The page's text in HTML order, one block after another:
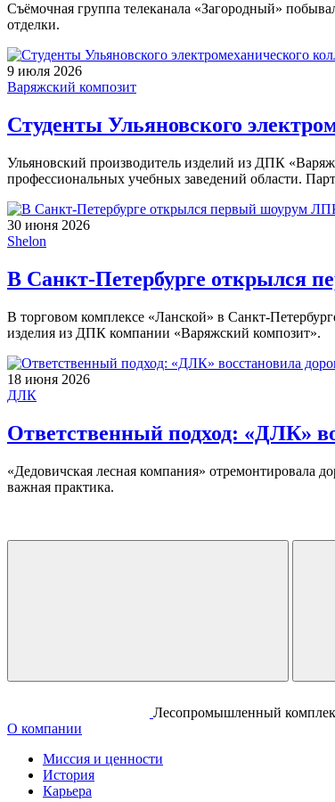
Съёмочная группа телеканала «Загородный»
отделки.
9 июля 2026
Варяжский композит
Студенты Ульяновского
Ульяновский производитель изделий из ДПК
профессиональных учебных заведений области.
30 июня 2026
Shelon
В Санкт-Петербурге открылся
В торговом комплексе «Ланской» в Санкт-
изделия из ДПК компании «Варяжский композит».
18 июня 2026
ДЛК
Ответственный подход: «ДЛК»
«Дедовичская лесная компания» отремонтировала
важная практика.
Лесопромышленный
О компании
Миссия и ценности
История
Карьера